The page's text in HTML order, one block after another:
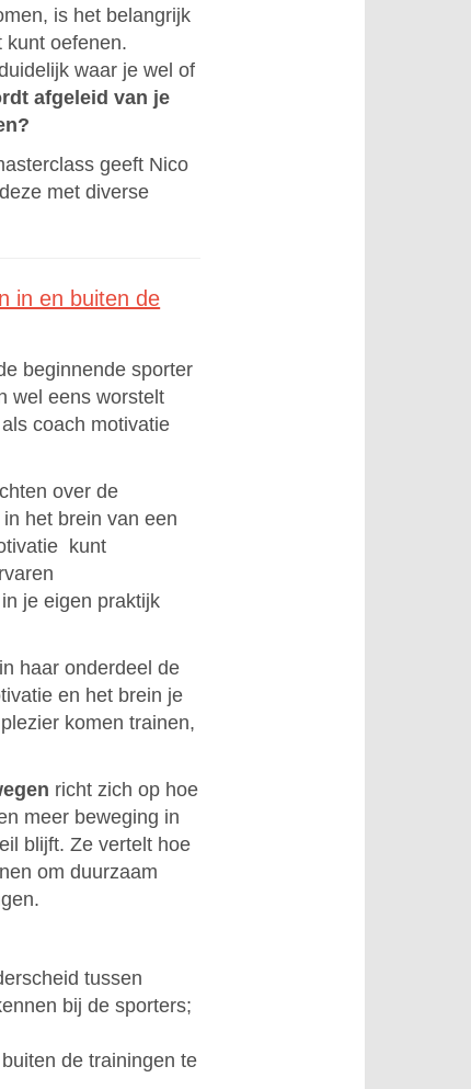
is het belangrijk
kunt oefenen.
waar je wel of
afgeleid van je
geeft Nico
met diverse
in en buiten de
beginnende sporter
wel eens worstelt
coach motivatie
over de
het brein van een
kunt
je eigen praktijk
haar onderdeel de
en het brein je
komen trainen,
richt zich op hoe
meer beweging in
blijft. Ze vertelt hoe
om duurzaam
tussen
bij de sporters;
de trainingen te